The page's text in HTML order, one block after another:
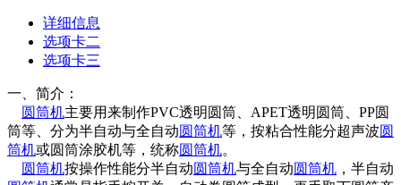
详细信息
选项卡二
选项卡三
一、简介：
圆筒机主要用来制作PVC透明圆筒、APET透明圆筒、PP圆
筒等、分为半自动与全自动圆筒机等，按粘合性能分超声波圆
筒机或圆筒涂胶机等，统称圆筒机。
圆筒机按操作性能分半自动圆筒机与全自动圆筒机 ，半自动